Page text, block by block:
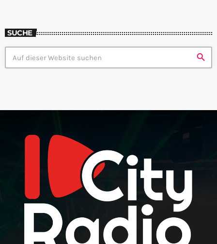
SUCHE
search